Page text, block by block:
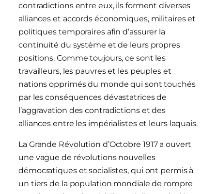
contradictions entre eux, ils forment diverses
alliances et accords économiques, militaires et
politiques temporaires afin d’assurer la
continuité du système et de leurs propres
positions. Comme toujours, ce sont les
travailleurs, les pauvres et les peuples et
nations opprimés du monde qui sont touchés
par les conséquences dévastatrices de
l’aggravation des contradictions et des
alliances entre les impérialistes et leurs laquais.
La Grande Révolution d’Octobre 1917 a ouvert
une vague de révolutions nouvelles
démocratiques et socialistes, qui ont permis à
un tiers de la population mondiale de rompre